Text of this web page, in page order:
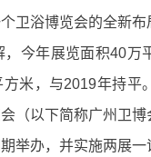
卫浴博览会的全新
，今年展览面积40万
米，与2019年持平
（以下简称广州卫
举办，并实施两展